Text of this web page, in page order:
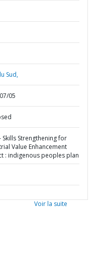
Sud,
05
Skills Strengthening for
Value Enhancement
: indigenous peoples plan
Voir la suite